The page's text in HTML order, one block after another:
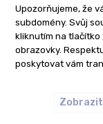
Upozorňujeme, že
subdomény. Svůj
kliknutím na tlačítko
obrazovky.
poskytovat vám